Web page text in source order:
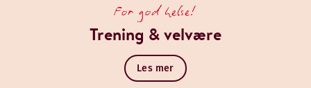
For god helse!
Trening & velvære
Les mer